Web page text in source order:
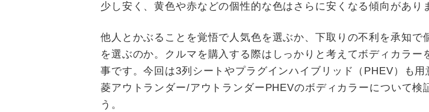
少し安く、黄色や赤などの個性的な色はさらに安くなる傾向があり
他人とかぶることを覚悟で人気色を選ぶか、下取りの不利を承知で
を選ぶのか。クルマを購入する際はしっかりと考えてボディカラー
事です。今回は3列シートやプラグインハイブリッド（PHEV）も用
菱アウトランダー/アウトランダーPHEVのボディカラーについて検
う。